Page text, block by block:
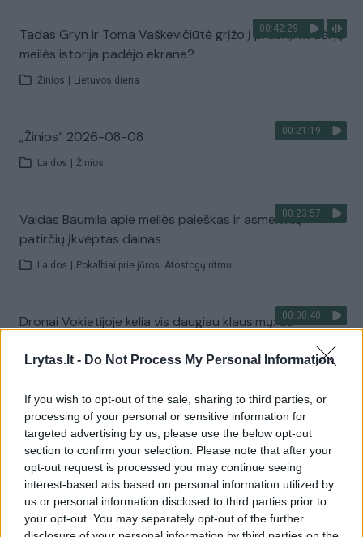
Lrytas.lt - Do Not Process My Personal Information
If you wish to opt-out of the sale, sharing to third parties, or
processing of your personal or sensitive information for
targeted advertising by us, please use the below opt-out
section to confirm your selection. Please note that after your
opt-out request is processed you may continue seeing
interest-based ads based on personal information utilized by
us or personal information disclosed to third parties prior to
your opt-out. You may separately opt-out of the further
00:42:29
Tadas Gryn ir Toma Vaškevičiūtė grįžo į praeitį: kodėl jų
meilės istorija padėjo ekrane?
Žinios Lietuvos diena
00:21:19
„Žinios“ 2026-08-08
Laidos Žinios
00:23:57
Vaidas Baumila apie meilės paieškas ir asmeninių
patirčių įkvėptas dainas
Laidos Pokalbiai prie jūros. Atostogų ritmu
00:00:40
Dronai Vokietijoje kelia vis daugiau klausimų: du
Žinios | Pasaulis
Visi įrašai
Žiūrimiausi įrašai